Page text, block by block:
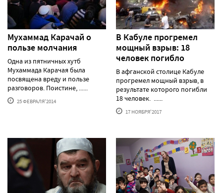
Мухаммад Карачай о
пользе молчания
Одна из пятничных хутб
Мухаммада Карачая была
посвящена вреду и пользе
разговоров. Поистине, ......
25 ФЕВРАЛЯ'2014
В Кабуле прогремел
мощный взрыв: 18
человек погибло
В афганской столице Кабуле
прогремел мощный взрыв, в
результате которого погибли
18 человек. ......
17 НОЯБРЯ'2017